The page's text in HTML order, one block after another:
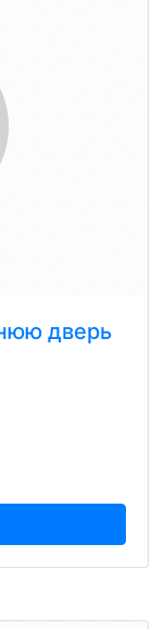
дверь